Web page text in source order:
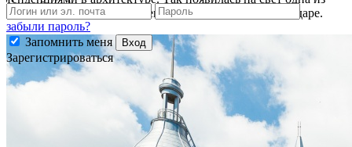
забыли пароль?
Запомнить меня
Вход
Зарегистрироваться
самых интересных построек в стиле модерн в Краснодаре.